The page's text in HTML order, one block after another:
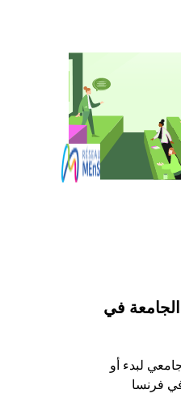
في
لبدء أو
فرنسا